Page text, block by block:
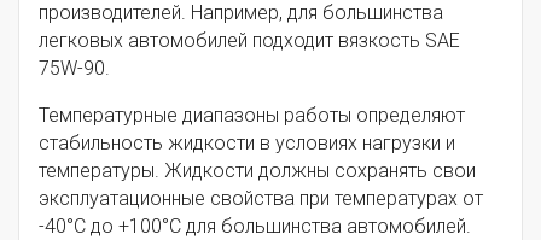
производителей. Например, для большинства
легковых автомобилей подходит вязкость SAE
75W-90.
Температурные диапазоны работы определяют
стабильность жидкости в условиях нагрузки и
температуры. Жидкости должны сохранять свои
эксплуатационные свойства при температурах от
-40°C до +100°C для большинства автомобилей.